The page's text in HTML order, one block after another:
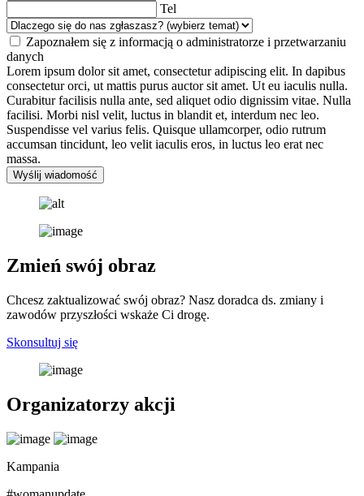
Tel
Zapoznałem się z informacją o administratorze i przetwarzaniu
danych
Lorem ipsum dolor sit amet, consectetur adipiscing elit. In dapibus
consectetur orci, ut mattis purus auctor sit amet. Ut eu iaculis nulla.
Curabitur facilisis nulla ante, sed aliquet odio dignissim vitae. Nulla
facilisi. Morbi nisl velit, luctus in blandit et, interdum nec leo.
Suspendisse vel varius felis. Quisque ullamcorper, odio rutrum
accumsan tincidunt, leo velit iaculis eros, in luctus leo erat nec
massa.
Wyślij wiadomość
Zmień swój obraz
Chcesz zaktualizować swój obraz? Nasz doradca ds. zmiany i
zawodów przyszłości wskaże Ci drogę.
Skonsultuj się
Organizatorzy akcji
Kampania